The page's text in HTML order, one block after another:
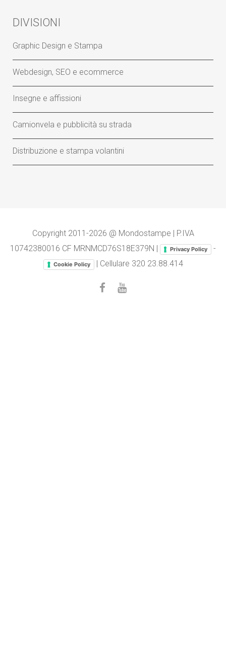
DIVISIONI
Graphic Design e Stampa
Webdesign, SEO e ecommerce
Insegne e affissioni
Camionvela e pubblicità su strada
Distribuzione e stampa volantini
Copyright 2011-2026 @ Mondostampe | P.IVA
10742380016 CF MRNMCD76S18E379N |
Privacy Policy -
Cookie Policy | Cellulare 320 23.88.414